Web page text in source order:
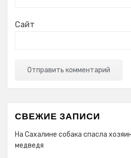
Сайт
СВЕЖИЕ ЗАПИСИ
На Сахалине собака спасла
медведя